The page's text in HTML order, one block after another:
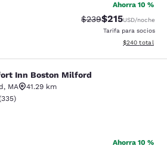
Ahorra 10 %
Precio tachado:
$239Precio con
$215USD/noche
Tarifa para socios
Ver detalles
$240 total
Milford
Inn Boston Milford
, MA
41.29 km
de 3.83 estrellas. Bueno. 335 reseñas
335)
Ahorra 10 %